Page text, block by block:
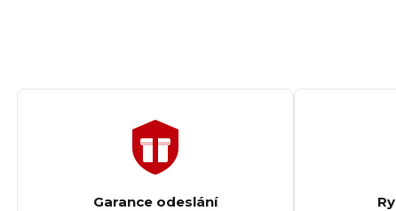
Garance odeslání